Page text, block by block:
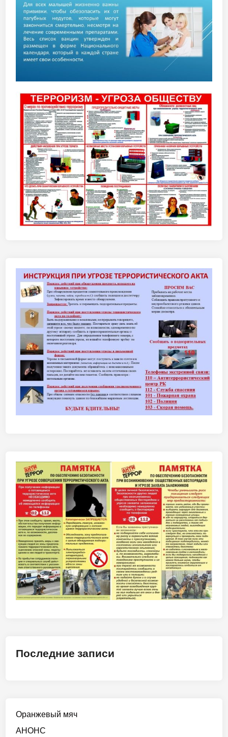
Последние записи
Оранжевый мяч
АНОНС